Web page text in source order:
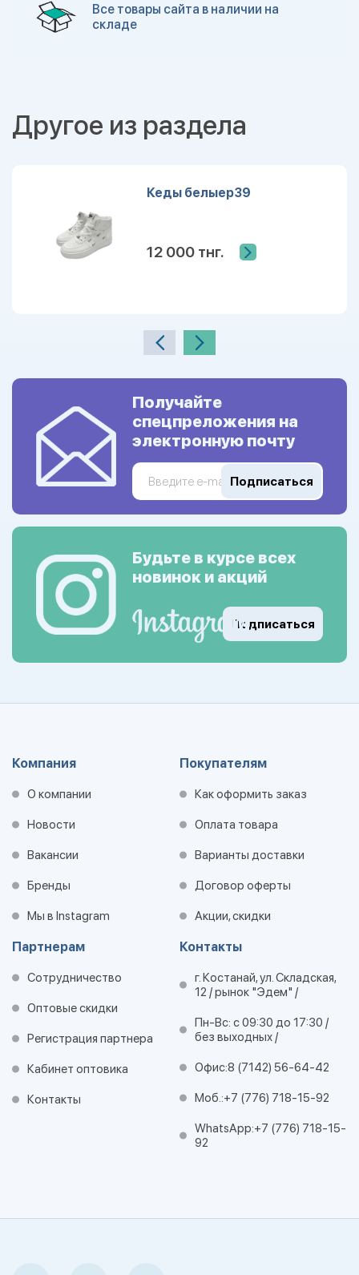
Все товары сайта в наличии на
складе
Другое из раздела
Кеды белыер39
12 000 тнг.
Получайте
спецпреложения на
электронную почту
Подписаться
Будьте в курсе всех
новинок и акций
Подписаться
Компания
О компании
Новости
Вакансии
Бренды
Мы в Instagram
Покупателям
Как оформить заказ
Оплата товара
Варианты доставки
Договор оферты
Акции, скидки
Партнерам
Сотрудничество
Оптовые скидки
Регистрация партнера
Кабинет оптовика
Контакты
Контакты
г. Костанай, ул. Складская,
12 / рынок "Эдем" /
Пн-Вс: с 09:30 до 17:30 /
без выходных /
Офис:8 (7142) 56-64-42
Моб.:+7 (776) 718-15-92
WhatsApp:+7 (776) 718-15-
92